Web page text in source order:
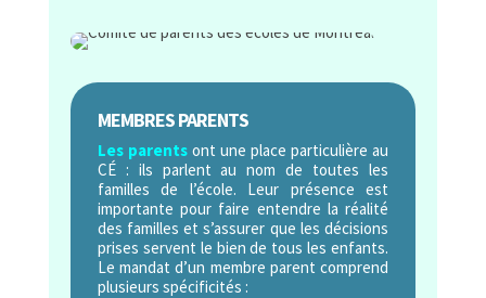
MEMBRES PARENTS
Les parentsont une place particulière au
CÉ : ils parlent au nom de toutes les
familles de l’école. Leur présence est
importante pour faire entendre la réalité
des familles et s’assurer que les décisions
prises servent le bien de tous les enfants.
Le mandat d’un membre parent comprend
plusieurs spécificités :